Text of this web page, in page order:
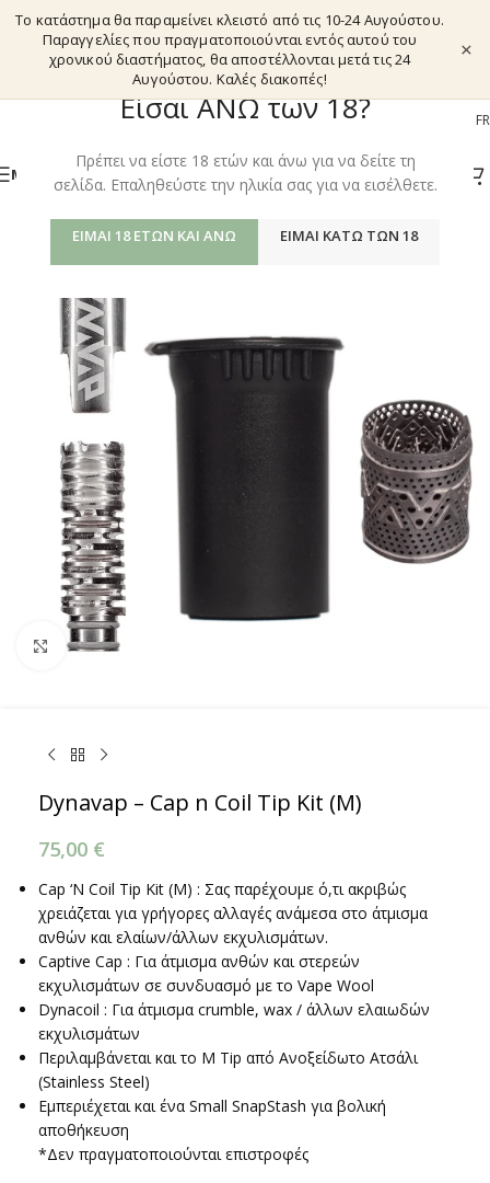
Είσαι ΑΝΩ των 18?
Πρέπει να είστε 18 ετών και άνω για να δείτε τη
σελίδα. Επαληθεύστε την ηλικία σας για να εισέλθετε.
ΕΊΜΑΙ 18 ΕΤΏΝ ΚΑΙ ΆΝΩ ΕΊΜΑΙ ΚΆΤΩ ΤΩΝ 18
Το κατάστημα θα παραμείνει κλειστό από τις 10-24 Αυγούστου.
Παραγγελίες που πραγματοποιούνται εντός αυτού του
χρονικού διαστήματος, θα αποστέλλονται μετά τις 24
Αυγούστου. Καλές διακοπές!
×
EL FR
ΜΕΝΟΎ
Κάντε κλικ για μεγέθυνση
Dynavap – Cap n Coil Tip Kit (M)
75,00 €
Cap ‘N Coil Tip Kit (M) : Σας παρέχουμε ό,τι ακριβώς
χρειάζεται για γρήγορες αλλαγές ανάμεσα στο άτμισμα
ανθών και ελαίων/άλλων εκχυλισμάτων.
Captive Cap : Για άτμισμα ανθών και στερεών
εκχυλισμάτων σε συνδυασμό με το Vape Wool
Dynacoil : Για άτμισμα crumble, wax / άλλων ελαιωδών
εκχυλισμάτων
Περιλαμβάνεται και το M Tip από Ανοξείδωτο Ατσάλι
(Stainless Steel)
Εμπεριέχεται και ένα Small SnapStash για βολική
αποθήκευση
*Δεν πραγματοποιούνται επιστροφές